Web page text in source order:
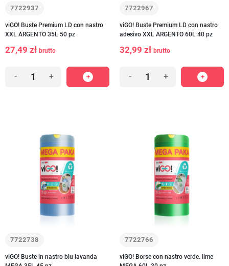
7722937
viGO! Buste Premium LD con nastro
XXL ARGENTO 35L 50 pz
27,49 zł brutto
- +
7722967
viGO! Buste Premium LD con nastro
adesivo XXL ARGENTO 60L 40 pz
32,99 zł brutto
- +
7722738
viGO! Buste in nastro blu lavanda
7722766
viGO! Borse con nastro verde. lime